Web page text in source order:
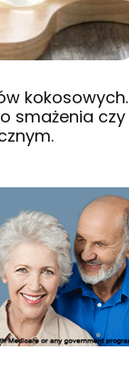
kokosowych.
smażenia czy